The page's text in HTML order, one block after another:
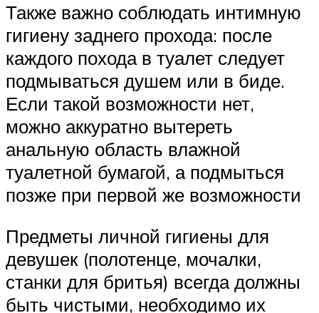
Также важно соблюдать интимную
гигиену заднего прохода: после
каждого похода в туалет следует
подмываться душем или в биде.
Если такой возможности нет,
можно аккуратно вытереть
анальную область влажной
туалетной бумагой, а подмыться
позже при первой же возможности
Предметы личной гигиены для
девушек (полотенце, мочалки,
станки для бритья) всегда должны
быть чистыми, необходимо их